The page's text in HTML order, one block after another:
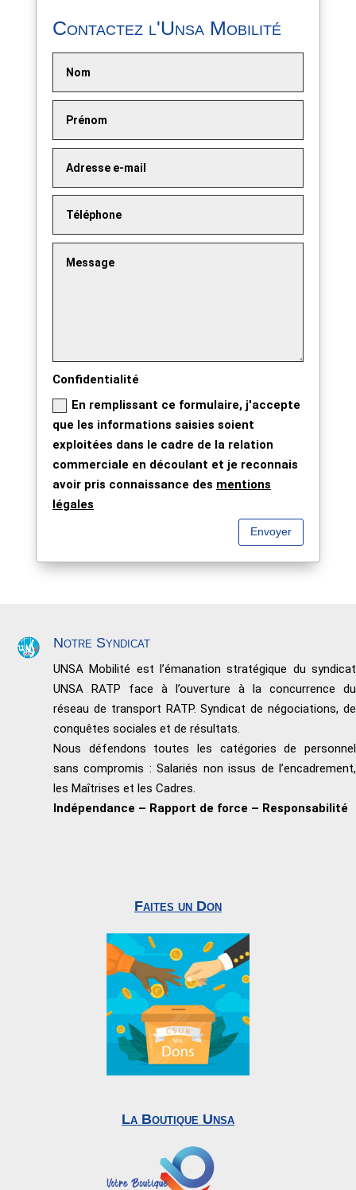
Contactez l'Unsa Mobilité
Confidentialité
En remplissant ce formulaire, j'accepte
que les informations saisies soient
exploitées dans le cadre de la relation
commerciale en découlant et je reconnais
avoir pris connaissance des mentions
légales
Envoyer
Notre Syndicat
UNSA Mobilité est l’émanation stratégique du syndicat
UNSA RATP face à l’ouverture à la concurrence du
réseau de transport RATP. Syndicat de négociations, de
conquêtes sociales et de résultats.
Nous défendons toutes les catégories de personnel
sans compromis : Salariés non issus de l’encadrement,
les Maîtrises et les Cadres.
Indépendance – Rapport de force – Responsabilité
Faites un Don
La Boutique Unsa